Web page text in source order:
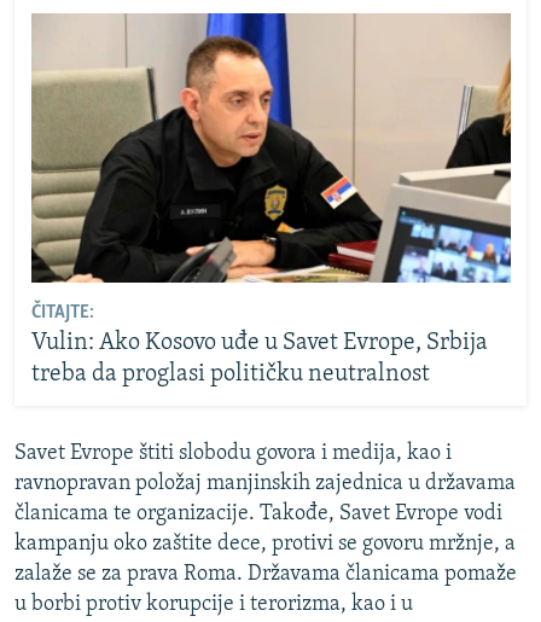
ČITAJTE:
Vulin: Ako Kosovo uđe u Savet Evrope, Srbija
treba da proglasi političku neutralnost
Savet Evrope štiti slobodu govora i medija, kao i
ravnopravan položaj manjinskih zajednica u državama
članicama te organizacije. Takođe, Savet Evrope vodi
kampanju oko zaštite dece, protivi se govoru mržnje, a
zalaže se za prava Roma. Državama članicama pomaže
u borbi protiv korupcije i terorizma, kao i u